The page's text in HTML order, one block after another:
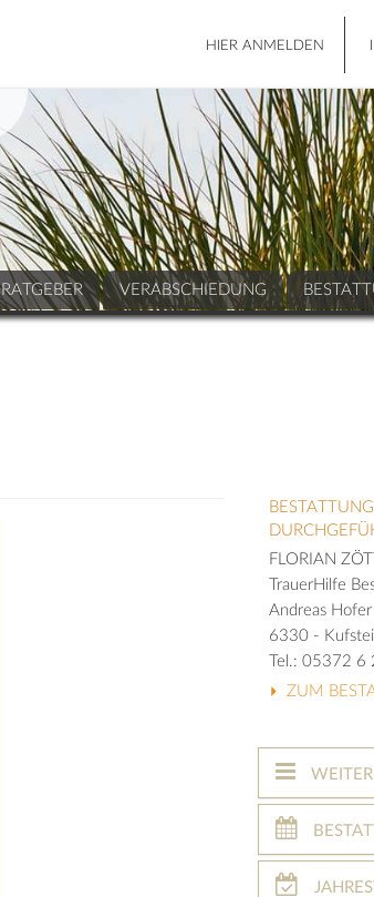
HIER ANMELDEN
RATGEBER VERABSCHIEDUNG
FLORIAN
TrauerHilfe
Andreas Hofer
6330 -
Tel.: 05372 6
ZUM